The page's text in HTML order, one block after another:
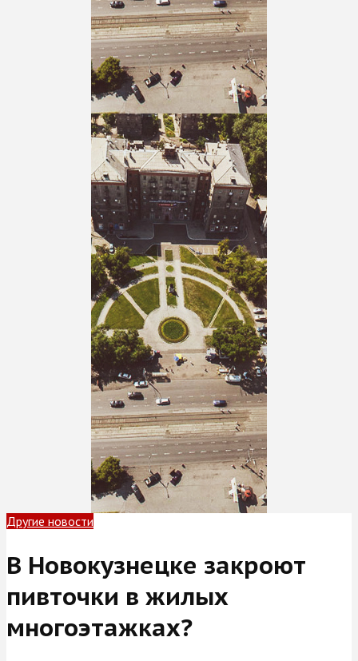
Другие новости
В Новокузнецке закроют
пивточки в жилых
многоэтажках?